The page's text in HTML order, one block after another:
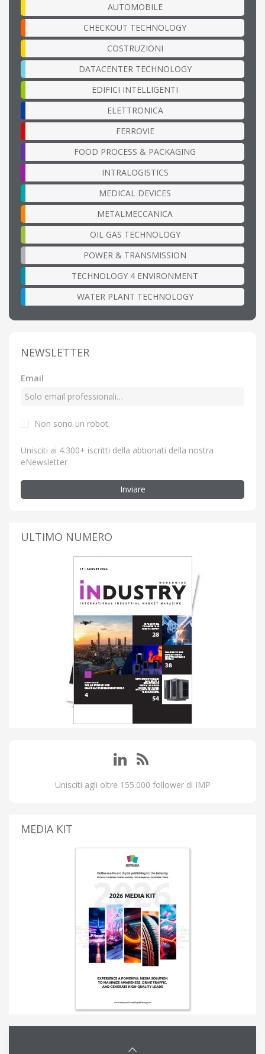
AUTOMOBILE
CHECKOUT TECHNOLOGY
COSTRUZIONI
DATACENTER TECHNOLOGY
EDIFICI INTELLIGENTI
ELETTRONICA
FERROVIE
FOOD PROCESS & PACKAGING
INTRALOGISTICS
MEDICAL DEVICES
METALMECCANICA
OIL GAS TECHNOLOGY
POWER & TRANSMISSION
TECHNOLOGY 4 ENVIRONMENT
WATER PLANT TECHNOLOGY
NEWSLETTER
Email
Non sono un robot.
Unisciti ai 4.300+ iscritti della abbonati della nostra
eNewsletter
Inviare
ULTIMO NUMERO
Unisciti agli oltre 155.000 follower di IMP
MEDIA KIT